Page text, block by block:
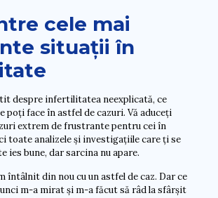
cele mai
situații în
despre infertilitatea neexplicată, ce
poți face în astfel de cazuri. Vă aduceți
extrem de frustrante pentru cei în
toate analizele și investigațiile care ți se
ies bune, dar sarcina nu apare.
întâlnit din nou cu un astfel de caz. Dar ce
m-a mirat și m-a făcut să râd la sfârșit